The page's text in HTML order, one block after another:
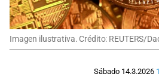
Imagen ilustrativa. Crédito: REUTERS/
Sábado 14.3.2026